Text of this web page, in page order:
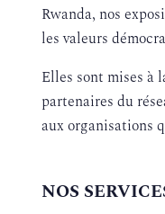
Rwanda, nos
les valeurs
Elles sont mises à
partenaires du
aux organisations
NOS